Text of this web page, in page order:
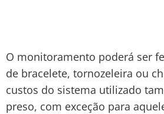
O monitoramento poderá ser
de bracelete, tornozeleira ou
custos do sistema utilizado
preso, com exceção para